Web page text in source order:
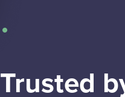
Trusted